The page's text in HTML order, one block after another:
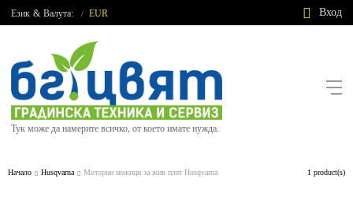
Език & Валута: / EUR Вход
Тук може да намерите всичко, от което имате нужда.
Начало Husqvarna Моторни ножици за жив плет Husqvarna 1 product(s)